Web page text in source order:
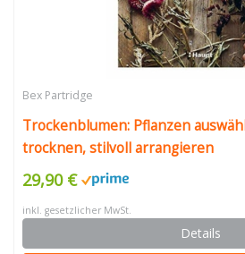
Bex Partridge
Trockenblumen: Pflanzen
trocknen, stilvoll arrangieren
29,90 €
inkl. gesetzlicher MwSt.
Details